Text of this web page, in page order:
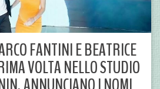
FANTINI E BEATRICE
VOLTA NELLO STUDIO